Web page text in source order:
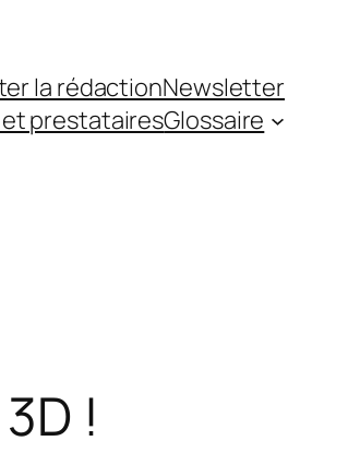
la rédactionNewsletter
prestatairesGlossaire
!